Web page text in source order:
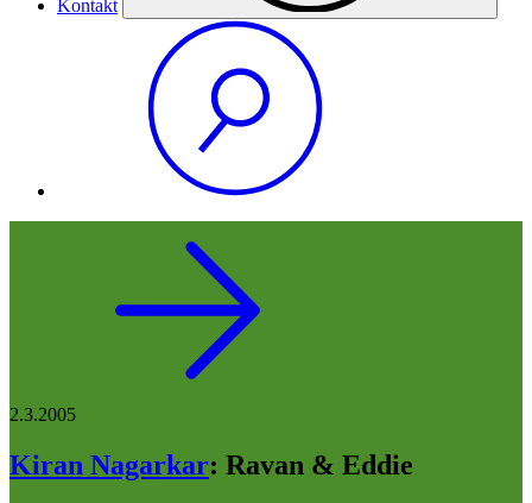
Kontakt
2.3.2005
Kiran Nagarkar: Ravan & Eddie